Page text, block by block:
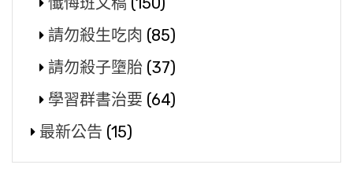
請勿殺生吃肉 (85)
請勿殺子墮胎 (37)
學習群書治要 (64)
最新公告 (15)